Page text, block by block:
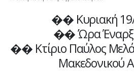
�� Κυριακή
�� Ώρα
�� Κτίριο Παύλος
Μακεδονικού